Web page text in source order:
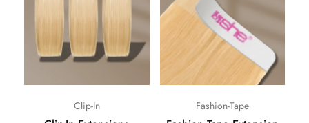
Clip-In Fashion-Tape